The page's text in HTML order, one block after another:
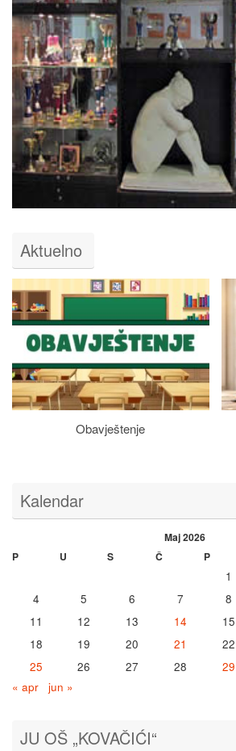
Aktuelno
Obavještenje
Kalendar
Maj 2026
P
U S Č P
1
4
5 6 7 8
11
12 13 14 15
18
19 20 21 22
25
26 27 28 29
« apr
jun »
JU OŠ „KOVAČIĆI“